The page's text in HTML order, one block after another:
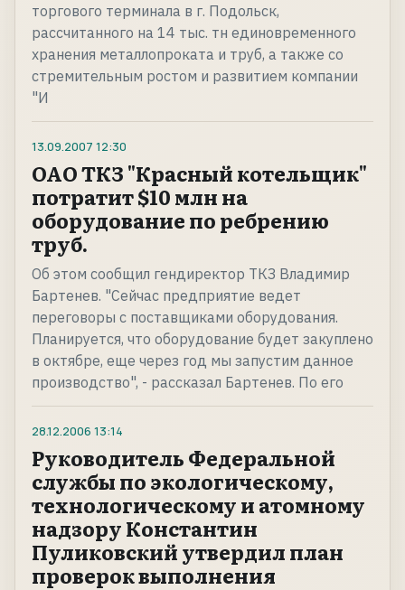
торгового терминала в г. Подольск,
рассчитанного на 14 тыс. тн единовременного
хранения металлопроката и труб, а также со
стремительным ростом и развитием компании
"И
13.09.2007 12:30
ОАО ТКЗ "Красный котельщик"
потратит $10 млн на
оборудование по ребрению
труб.
Об этом сообщил гендиректор ТКЗ Владимир
Бартенев. "Сейчас предприятие ведет
переговоры с поставщиками оборудования.
Планируется, что оборудование будет закуплено
в октябре, еще через год мы запустим данное
производство", - рассказал Бартенев. По его
28.12.2006 13:14
Руководитель Федеральной
службы по экологическому,
технологическому и атомному
надзору Константин
Пуликовский утвердил план
проверок выполнения